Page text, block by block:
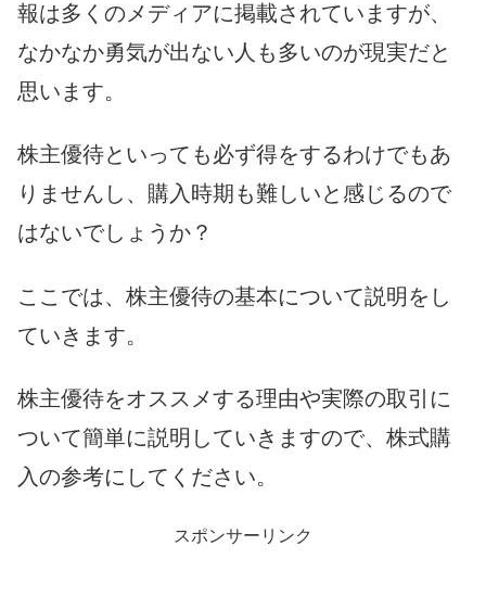
報は多くのメディアに掲載されていますが、
なかなか勇気が出ない人も多いのが現実だと
思います。
株主優待といっても必ず得をするわけでもあ
りませんし、購入時期も難しいと感じるので
はないでしょうか？
ここでは、株主優待の基本について説明をし
ていきます。
株主優待をオススメする理由や実際の取引に
ついて簡単に説明していきますので、株式購
入の参考にしてください。
スポンサーリンク